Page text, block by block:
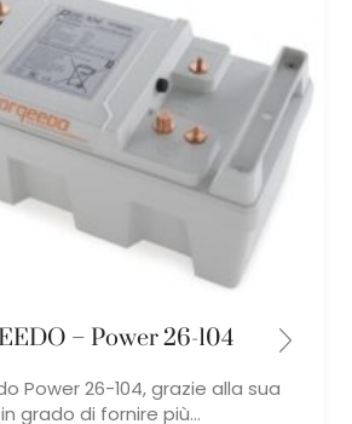
– Power 26-104
Power 26-104, ​grazie alla sua
grado di fornire più...